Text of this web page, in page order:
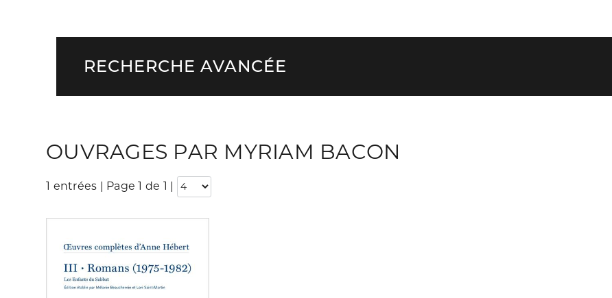
RECHERCHE AVANCÉE
OUVRAGES PAR MYRIAM BACON
1 entrées | Page 1 de 1 |